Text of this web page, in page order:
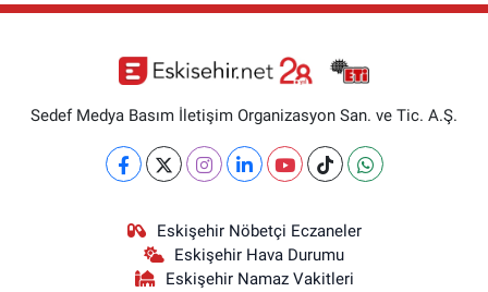
Sedef Medya Basım İletişim Organizasyon San. ve Tic. A.Ş.
Eskişehir Nöbetçi Eczaneler
Eskişehir Hava Durumu
Eskişehir Namaz Vakitleri